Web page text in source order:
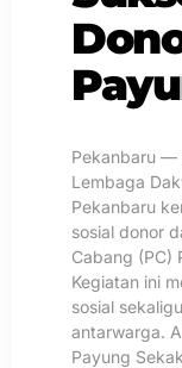
Pekanbaru —
Lembaga
Pekanbaru
sosial donor
Cabang (PC)
Kegiatan ini
sosial
antarwarga.
Payung